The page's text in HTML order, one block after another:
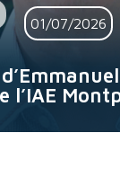
01/07/2026
l’IAE